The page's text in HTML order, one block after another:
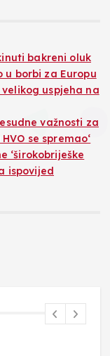
bakreni oluk
borbi za Europu
uspjeha na
važnosti za
se spremao‘
‘širokobriješke
ispovijed